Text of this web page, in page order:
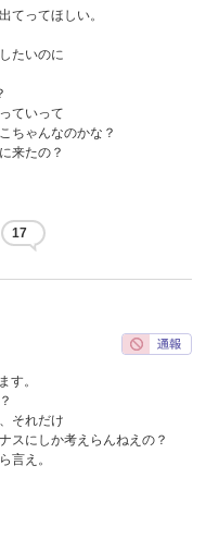
てってほしい。
たいのに
ていって
ちゃんなのかな？
来たの？
17
す。
それだけ
スにしか考えらんねえの？
言え。